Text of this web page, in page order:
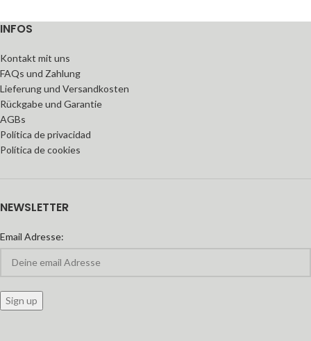
INFOS
Kontakt mit uns
FAQs und Zahlung
Lieferung und Versandkosten
Rückgabe und Garantie
AGBs
Política de privacidad
Política de cookies
NEWSLETTER
Email Adresse: